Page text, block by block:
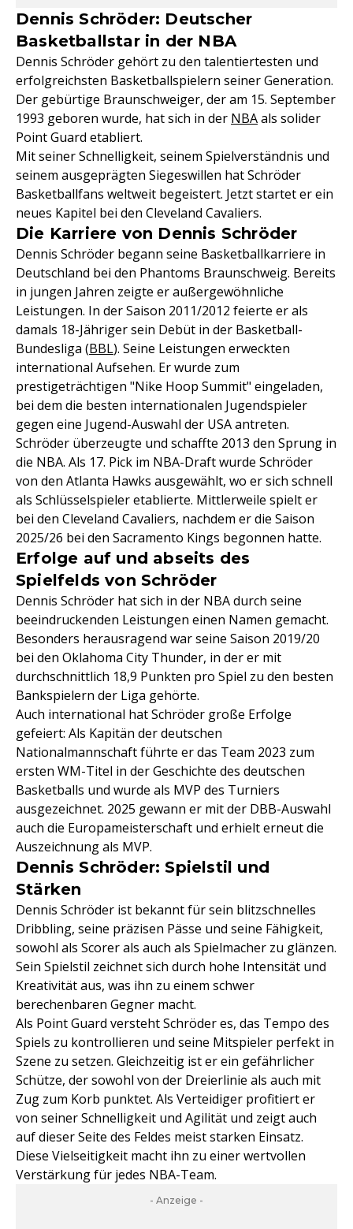
Dennis Schröder: Deutscher
Basketballstar in der NBA
Dennis Schröder gehört zu den talentiertesten und
erfolgreichsten Basketballspielern seiner Generation.
Der gebürtige Braunschweiger, der am 15. September
1993 geboren wurde, hat sich in der NBAals solider
Point Guard etabliert.
Mit seiner Schnelligkeit, seinem Spielverständnis und
seinem ausgeprägten Siegeswillen hat Schröder
Basketballfans weltweit begeistert. Jetzt startet er ein
neues Kapitel bei den Cleveland Cavaliers.
Die Karriere von Dennis Schröder
Dennis Schröder begann seine Basketballkarriere in
Deutschland bei den Phantoms Braunschweig. Bereits
in jungen Jahren zeigte er außergewöhnliche
Leistungen. In der Saison 2011/2012 feierte er als
damals 18-Jähriger sein Debüt in der Basketball-
Bundesliga (BBL). Seine Leistungen erweckten
international Aufsehen. Er wurde zum
prestigeträchtigen "Nike Hoop Summit" eingeladen,
bei dem die besten internationalen Jugendspieler
gegen eine Jugend-Auswahl der USA antreten.
Schröder überzeugte und schaffte 2013 den Sprung in
die NBA. Als 17. Pick im NBA-Draft wurde Schröder
von den Atlanta Hawks ausgewählt, wo er sich schnell
als Schlüsselspieler etablierte. Mittlerweile spielt er
bei den Cleveland Cavaliers, nachdem er die Saison
2025/26 bei den Sacramento Kings begonnen hatte.
Erfolge auf und abseits des
Spielfelds von Schröder
Dennis Schröder hat sich in der NBA durch seine
beeindruckenden Leistungen einen Namen gemacht.
Besonders herausragend war seine Saison 2019/20
bei den Oklahoma City Thunder, in der er mit
durchschnittlich 18,9 Punkten pro Spiel zu den besten
Bankspielern der Liga gehörte.
Auch international hat Schröder große Erfolge
gefeiert: Als Kapitän der deutschen
Nationalmannschaft führte er das Team 2023 zum
ersten WM-Titel in der Geschichte des deutschen
Basketballs und wurde als MVP des Turniers
ausgezeichnet. 2025 gewann er mit der DBB-Auswahl
auch die Europameisterschaft und erhielt erneut die
Auszeichnung als MVP.
Dennis Schröder: Spielstil und
Stärken
Dennis Schröder ist bekannt für sein blitzschnelles
Dribbling, seine präzisen Pässe und seine Fähigkeit,
sowohl als Scorer als auch als Spielmacher zu glänzen.
Sein Spielstil zeichnet sich durch hohe Intensität und
Kreativität aus, was ihn zu einem schwer
berechenbaren Gegner macht.
Als Point Guard versteht Schröder es, das Tempo des
Spiels zu kontrollieren und seine Mitspieler perfekt in
Szene zu setzen. Gleichzeitig ist er ein gefährlicher
Schütze, der sowohl von der Dreierlinie als auch mit
Zug zum Korb punktet. Als Verteidiger profitiert er
von seiner Schnelligkeit und Agilität und zeigt auch
auf dieser Seite des Feldes meist starken Einsatz.
Diese Vielseitigkeit macht ihn zu einer wertvollen
Verstärkung für jedes NBA-Team.
- Anzeige -